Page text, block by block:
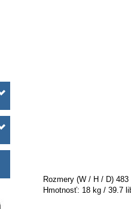
Rozmery (W / H / D)
Hmotnosť: 18 kg / 39.7